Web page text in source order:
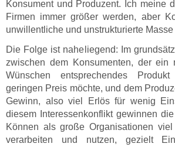
Konsument und Produzent. Ich meine
Firmen immer größer werden, aber
unwillentliche und unstrukturierte
Die Folge ist naheliegend: Im
zwischen dem Konsumenten, der ein
Wünschen entsprechendes
geringen Preis möchte, und dem
Gewinn, also viel Erlös für wenig
diesem Interessenkonflikt gewinnen
Können als große Organisationen viel
verarbeiten und nutzen, gezielt